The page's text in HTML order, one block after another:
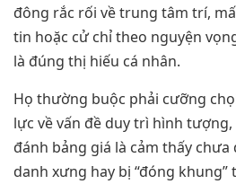
đông rắc rối về trung tâm trí,
tin hoặc cử chỉ theo nguyện
là đúng thị hiếu cá nhân.
Họ thường buộc phải cưỡng
lực về vấn đề duy trì hình tượng,
đánh bảng giá là cảm thấy
danh xưng hay bị “đóng